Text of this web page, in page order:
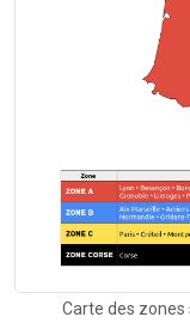
Carte des zones